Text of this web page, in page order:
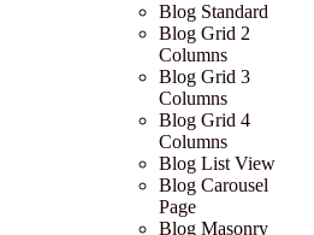
Blog Standard
Blog Grid 2
Columns
Blog Grid 3
Columns
Blog Grid 4
Columns
Blog List View
Blog Carousel
Page
Blog Masonry